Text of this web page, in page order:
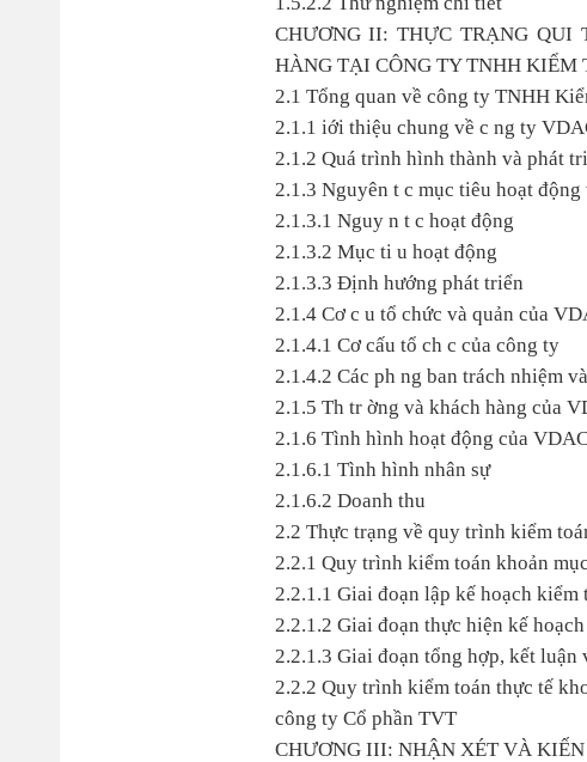
CHƯƠNG II: THỰC TRẠNG QUI
HÀNG TẠI CÔNG TY TNHH
2.1 Tổng quan về công ty TNHH
2.1.1 iới thiệu chung về c ng ty
2.1.2 Quá trình hình thành và phát
2.1.3 Nguyên t c mục tiêu hoạt
2.1.3.1 Nguy n t c hoạt động
2.1.3.2 Mục ti u hoạt động
2.1.3.3 Định hướng phát triển
2.1.4 Cơ c u tổ chức và quản của
2.1.4.1 Cơ cấu tổ ch c của công ty
2.1.4.2 Các ph ng ban trách nhiệm
2.1.5 Th tr ờng và khách hàng của
2.1.6 Tình hình hoạt động của
2.1.6.1 Tình hình nhân sự
2.1.6.2 Doanh thu
2.2 Thực trạng về quy trình kiểm
2.2.1 Quy trình kiểm toán khoản
2.2.1.1 Giai đoạn lập kế hoạch kiểm
2.2.1.2 Giai đoạn thực hiện kế
2.2.1.3 Giai đoạn tổng hợp, kết luận
2.2.2 Quy trình kiểm toán thực tế
công ty Cổ phần TVT
CHƯƠNG III: NHẬN XÉT VÀ